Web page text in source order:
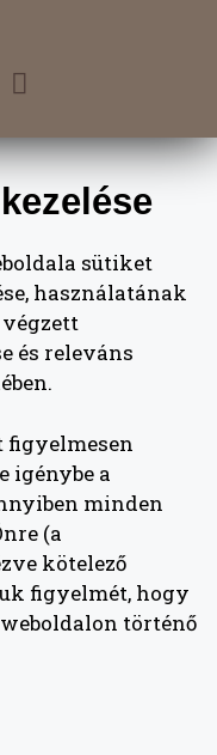
sütiket
használatának
és releváns
figyelmesen
igénybe a
minden
(a
kötelező
figyelmét, hogy
történő